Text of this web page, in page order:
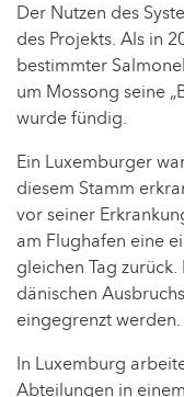
Der Nutzen des
des Projekts. Als in
bestimmter
um Mossong seine
wurde fündig.
Ein Luxemburger
diesem Stamm
vor seiner
am Flughafen eine
gleichen Tag
dänischen
eingegrenzt werden.
In Luxemburg
Abteilungen in